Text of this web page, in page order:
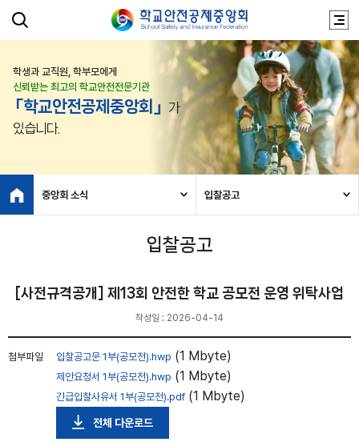
학생과 교직원, 학부모에게
신뢰받는 최고의 학교안전전문기관
「학교안전공제중앙회」
가
있습니다.
중앙회 소식 입찰공고
입찰공고
[사전규격공개] 제13회 안전한 학교 공모전 운영 위탁사업
작성일 : 2026-04-14
첨부파일 입찰공고문 1부(공모전).hwp (1 Mbyte)
제안요청서 1부(공모전).hwp (1 Mbyte)
긴급입찰사유서 1부(공모전).pdf (1 Mbyte)
전체 다운로드